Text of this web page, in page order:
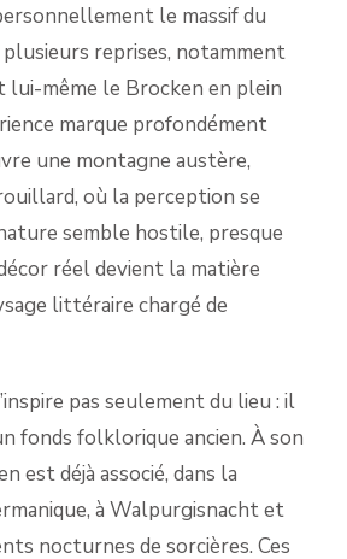
le massif du
plusieurs reprises, notamment
lui-même le Brocken en plein
marque profondément
une montagne austère,
où la perception se
semble hostile, presque
réel devient la matière
littéraire chargé de
pas seulement du lieu : il
fonds folklorique ancien. À son
est déjà associé, dans la
à Walpurgisnacht et
nocturnes de sorcières. Ces